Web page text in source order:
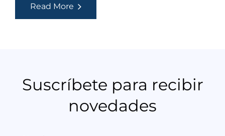
Read More Artrosis
de
Suscríbete para recibir
novedades